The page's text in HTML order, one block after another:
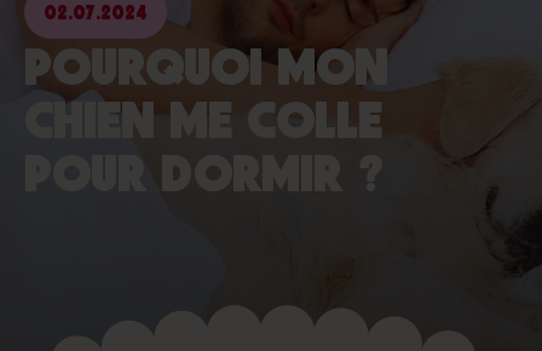
02.07.2024
POURQUOI MON
CHIEN ME COLLE
POUR DORMIR ?